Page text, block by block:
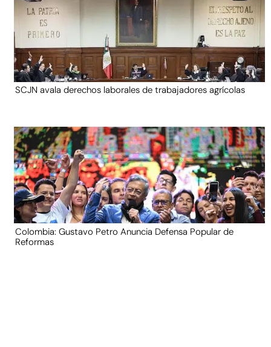
SCJN avala derechos laborales de trabajadores agrícolas
Colombia: Gustavo Petro Anuncia Defensa Popular de
Reformas